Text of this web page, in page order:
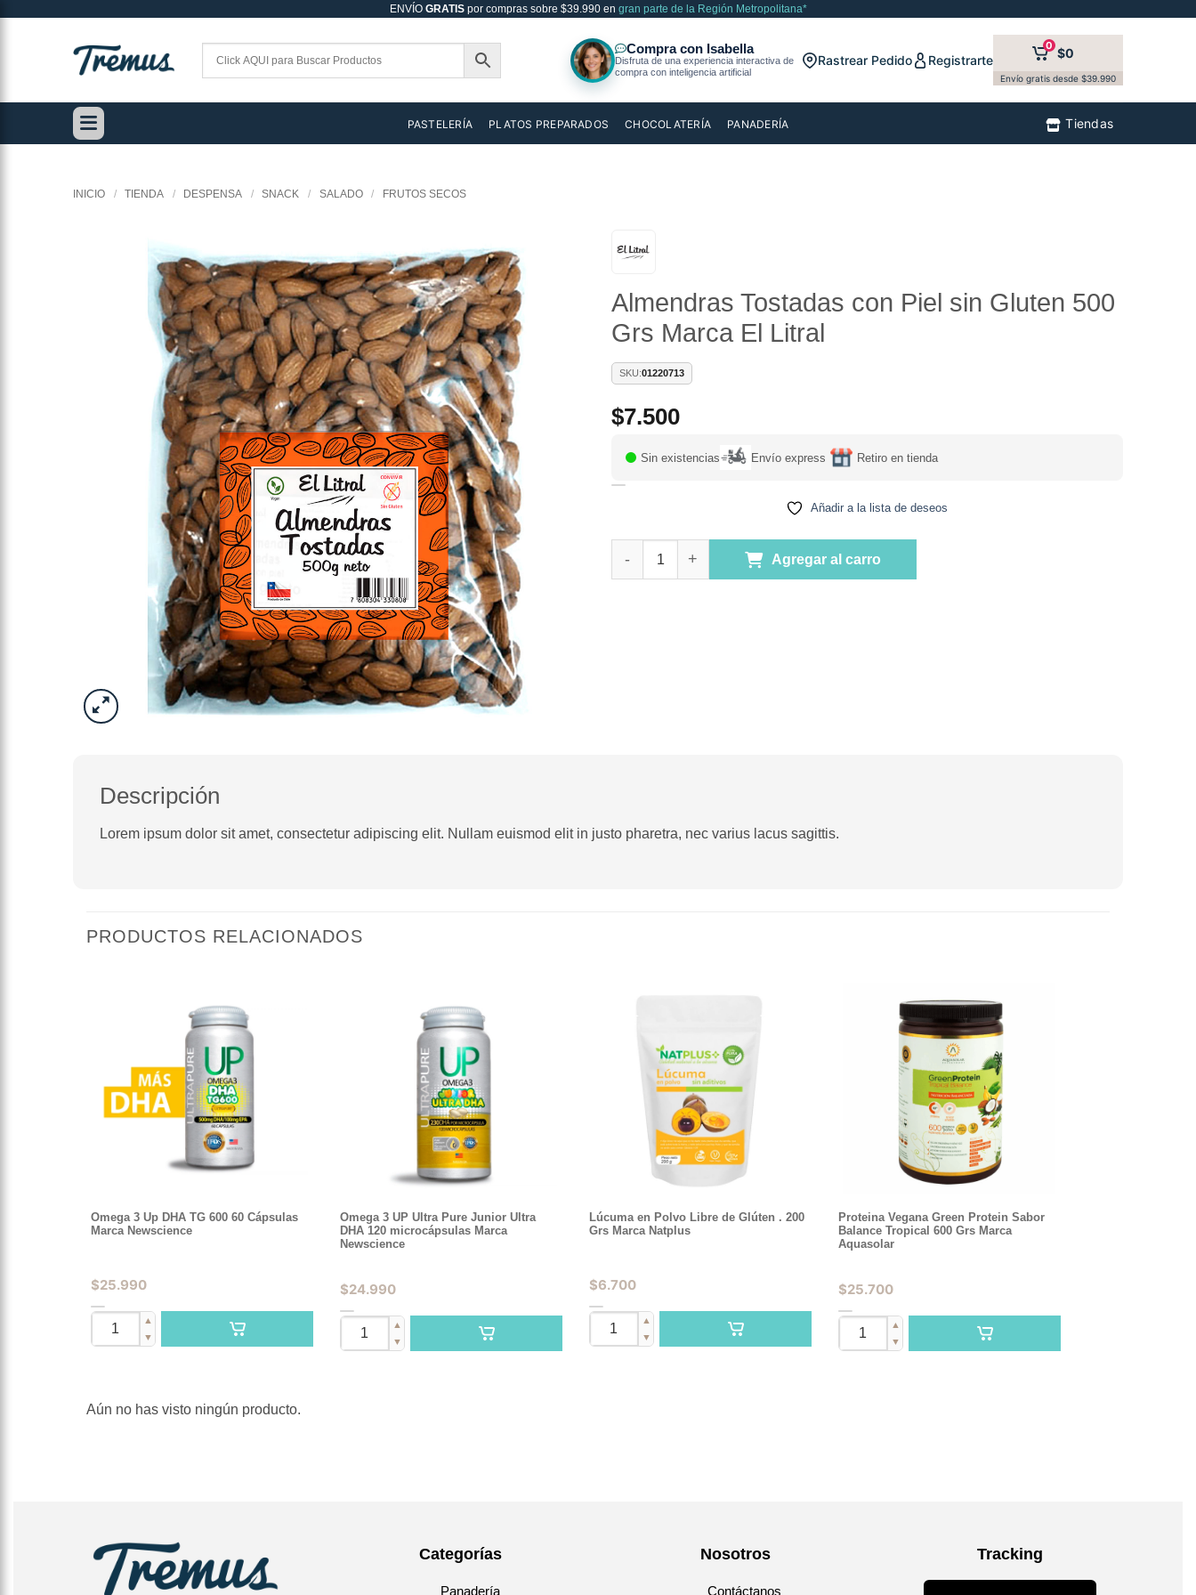
ENVÍO GRATISpor compras sobre $39.990 en gran parte de la Región Metropolitana*
Rastrear Pedido Registrarte
0 $0
Envío gratis desde $39.990
PASTELERÍA PLATOS PREPARADOS CHOCOLATERÍA PANADERÍA Tiendas
INICIO / TIENDA / DESPENSA / SNACK / SALADO / FRUTOS SECOS
Almendras Tostadas con Piel sin Gluten 500
Grs Marca El Litral
SKU:01220713
$7.500
Sin existencias Envío express Retiro en tienda
Añadir a la lista de deseos
Agregar al carro
Descripción
Lorem ipsum dolor sit amet, consectetur adipiscing elit. Nullam euismod elit in justo pharetra, nec varius lacus sagittis.
PRODUCTOS RELACIONADOS
Omega 3 Up DHA TG 600 60 Cápsulas
Marca Newscience
$25.990
▲
▼
Omega 3 UP Ultra Pure Junior Ultra
DHA 120 microcápsulas Marca
Newscience
$24.990
▲
▼
Lúcuma en Polvo Libre de Glúten . 200
Grs Marca Natplus
$6.700
▲
▼
Proteina Vegana Green Protein Sabor
Balance Tropical 600 Grs Marca
Aquasolar
$25.700
▲
▼
Aún no has visto ningún producto.
Categorías
Panadería
Nosotros
Contáctanos
Tracking